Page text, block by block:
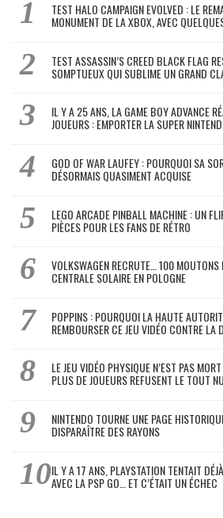
TEST HALO CAMPAIGN EVOLVED : LE
MONUMENT DE LA XBOX, AVEC
TEST ASSASSIN’S CREED BLACK FLAG
SOMPTUEUX QUI SUBLIME UN GRAND
IL Y A 25 ANS, LA GAME BOY ADVANCE
JOUEURS : EMPORTER LA SUPER
GOD OF WAR LAUFEY : POURQUOI SA
DÉSORMAIS QUASIMENT ACQUISE
LEGO ARCADE PINBALL MACHINE : UN
PIÈCES POUR LES FANS DE RÉTRO
VOLKSWAGEN RECRUTE… 100 MOUTONS
CENTRALE SOLAIRE EN POLOGNE
POPPINS : POURQUOI LA HAUTE
REMBOURSER CE JEU VIDÉO CONTRE LA
LE JEU VIDÉO PHYSIQUE N’EST PAS
PLUS DE JOUEURS REFUSENT LE TOUT
NINTENDO TOURNE UNE PAGE
DISPARAÎTRE DES RAYONS
IL Y A 17 ANS, PLAYSTATION TENTAIT
AVEC LA PSP GO… ET C’ÉTAIT UN ÉCHEC